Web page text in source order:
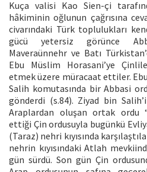
Kuça valisi Kao Sien-çi
hâkiminin oğlunun çağrısına
civarındaki Türk toplulukları
gücü yetersiz görünce
Maveraünnehr ve Batı
Ebu Müslim Horasani’ye
etmek üzere müracaat ettiler.
Salih komutasında bir Abbasi
gönderdi (s.84). Ziyad bin
Araplardan oluşan ortak ordu
ettiği Çin ordusuyla bugünkü
(Taraz) nehri kıyısında
nehrin kıyısındaki Atlah
gün sürdü. Son gün Çin